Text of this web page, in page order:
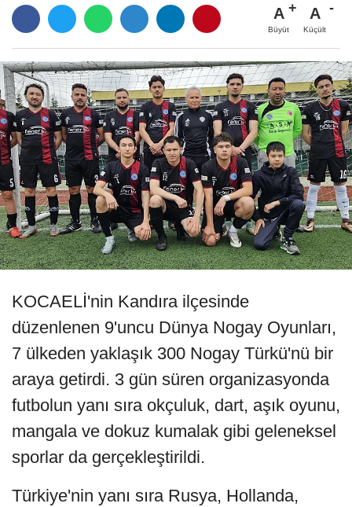
A
Büyüt
A
Küçült
KOCAELİ'nin Kandıra ilçesinde
düzenlenen 9'uncu Dünya Nogay Oyunları,
7 ülkeden yaklaşık 300 Nogay Türkü'nü bir
araya getirdi. 3 gün süren organizasyonda
futbolun yanı sıra okçuluk, dart, aşık oyunu,
mangala ve dokuz kumalak gibi geleneksel
sporlar da gerçekleştirildi.
Türkiye'nin yanı sıra Rusya, Hollanda,